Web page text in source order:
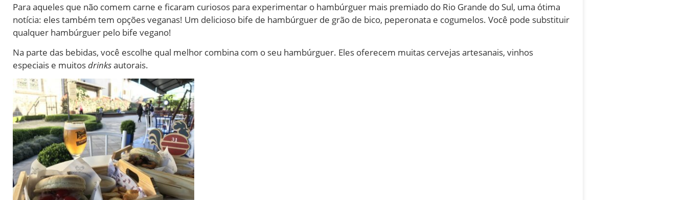
Para aqueles que não comem carne e ficaram curiosos para experimentar o hambúrguer mais premiado do Rio Grande do Sul, uma ótima
notícia: eles também tem opções veganas! Um delicioso bife de hambúrguer de grão de bico, peperonata e cogumelos. Você pode substituir
qualquer hambúrguer pelo bife vegano!
Na parte das bebidas, você escolhe qual melhor combina com o seu hambúrguer. Eles oferecem muitas cervejas artesanais, vinhos
especiais e muitosdrinksautorais.